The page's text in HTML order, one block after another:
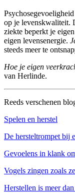
op je levenskwaliteit.
ziekte beperkt je
eigen levensenergie.
steeds meer te
Hoe je eigen
van Herlinde.
Reeds verschenen
Spelen en herstel
De hersteltrompet bij
Gevoelens in klank
Vogels zingen zoals
Herstellen is meer